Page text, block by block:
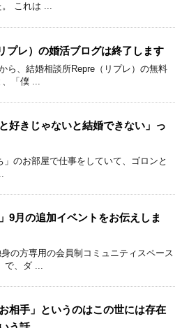
。 これは ...
プレ）の婚活ブログは終了します
ら、結婚相談所Repre（リプレ）の無料
「僕 ...
と好きじゃないと結婚できない」っ
のお部屋で仕事をしていて、ゴロンと
」9月の追加イベントをお伝えしま
の方専用の会員制コミュニティスペース
で、ダ ...
お相手」というのはこの世には存在